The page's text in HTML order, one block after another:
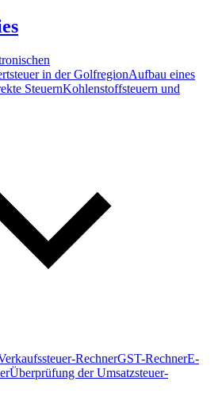
in der GolfregionAufbau eines
SteuernKohlenstoffsteuern und
RechnerGST-RechnerE-
Überprüfung der Umsatzsteuer-